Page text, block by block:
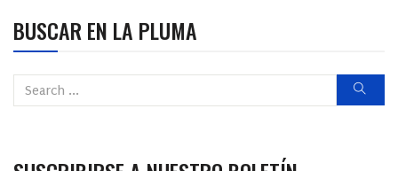
BUSCAR EN LA PLUMA